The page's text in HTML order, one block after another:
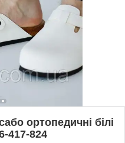
ортопедичні білі
417-824